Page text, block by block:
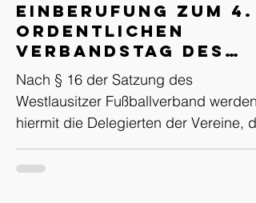
Einberufung zum 4.
Ordentlichen
Verbandstag des
Westlausitzer
Fußballverband
am 02. Oktober 2026
in Pulsnitz
Nach § 16 der Satzung des
Westlausitzer Fußballverband werden
hiermit die Delegierten der Vereine,
Mitglieder des Präsidiums und des
Vorstandes, der Vorsitzende des